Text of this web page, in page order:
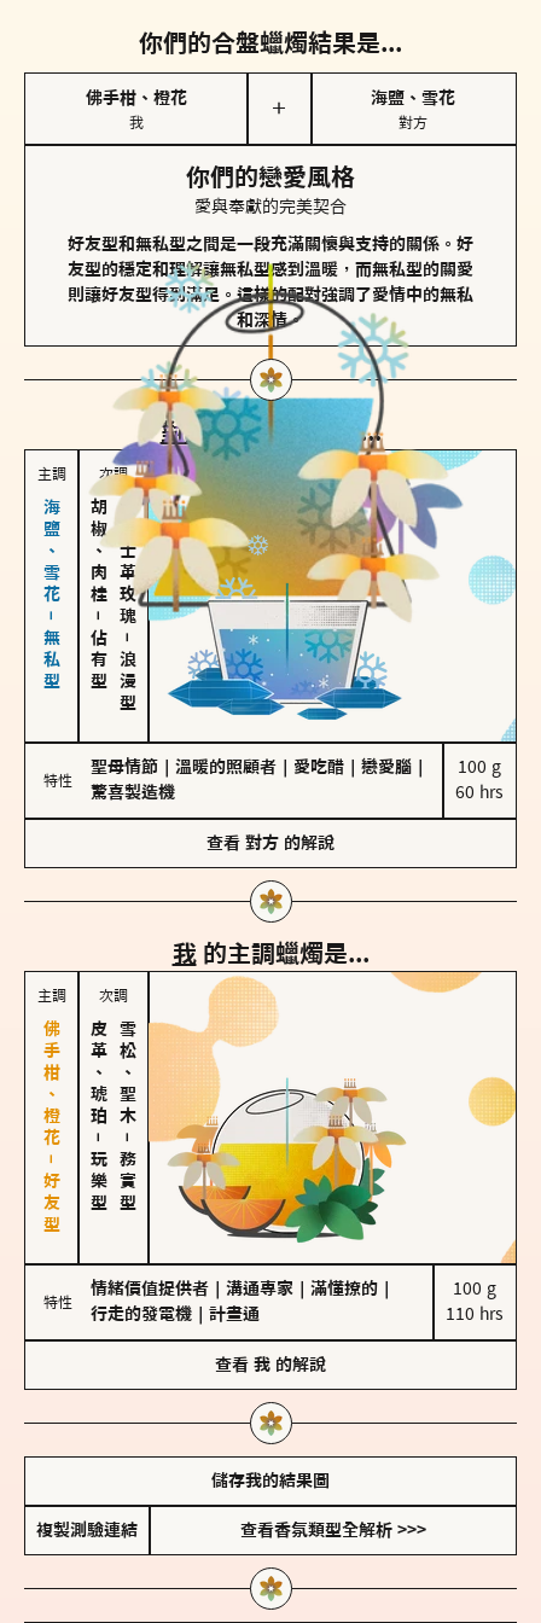
你們的合盤蠟燭結果是...
佛手柑、橙花
我
＋
海鹽、雪花
對方
你們的戀愛風格
愛與奉獻的完美契合
好友型和無私型之間是一段充滿關懷與支持的關係。好
友型的穩定和理解讓無私型感到溫暖，而無私型的關愛
則讓好友型得到滿足。這樣的配對強調了愛情中的無私
和深情。
對方的主調蠟燭是...
主調
海鹽、雪花－無私型
次調
胡椒、肉桂
－
佔有型
大馬士革玫瑰
－
浪漫型
特性
聖母情節 溫暖的照顧者 愛吃醋 戀愛腦
驚喜製造機
100 g
60 hrs
查看 對方 的解說
我 的主調蠟燭是...
主調
佛手柑、橙花－好友型
次調
皮革、琥珀
－
玩樂型
雪松、聖木
－
務實型
特性
情緒價值提供者 溝通專家 滿懂撩的
行走的發電機
計畫通
100 g
110 hrs
查看 我 的解說
儲存我的結果圖
複製測驗連結 查看香氛類型全解析 >>>